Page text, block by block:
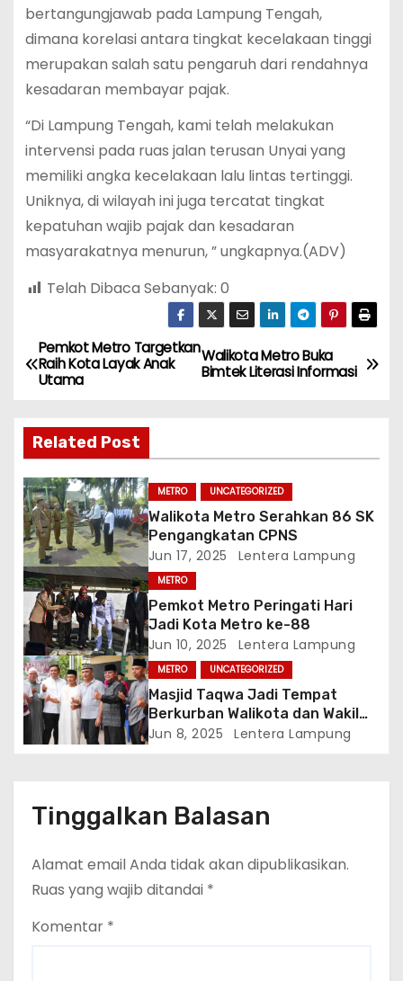
bertangungjawab pada Lampung Tengah,
dimana korelasi antara tingkat kecelakaan tinggi
merupakan salah satu pengaruh dari rendahnya
kesadaran membayar pajak.
“Di Lampung Tengah, kami telah melakukan
intervensi pada ruas jalan terusan Unyai yang
memiliki angka kecelakaan lalu lintas tertinggi.
Uniknya, di wilayah ini juga tercatat tingkat
kepatuhan wajib pajak dan kesadaran
masyarakatnya menurun, ” ungkapnya.(ADV)
Telah Dibaca Sebanyak: 0
N
a
v
i
g
a
s
i
p
o
s
Walikota Metro Buka
Bimtek Literasi Informasi
Pemkot Metro Targetkan
Raih Kota Layak Anak
Utama
Related Post
METRO UNCATEGORIZED
Walikota Metro Serahkan 86 SK
Pengangkatan CPNS
Jun 17, 2025 Lentera Lampung
METRO
Pemkot Metro Peringati Hari
Jadi Kota Metro ke-88
Jun 10, 2025 Lentera Lampung
METRO UNCATEGORIZED
Masjid Taqwa Jadi Tempat
Berkurban Walikota dan Wakil
Walikota Metro
Jun 8, 2025 Lentera Lampung
Tinggalkan Balasan
Alamat email Anda tidak akan dipublikasikan.
Ruas yang wajib ditandai *
Komentar *